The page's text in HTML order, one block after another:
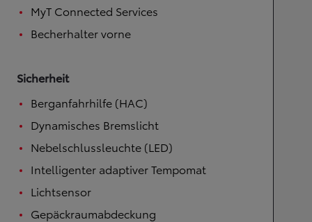
MyT Connected Services
Becherhalter vorne
Sicherheit
Berganfahrhilfe (HAC)
Dynamisches Bremslicht
Nebelschlussleuchte (LED)
Intelligenter adaptiver Tempomat
Lichtsensor
Gepäckraumabdeckung